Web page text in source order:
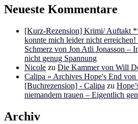
Neueste Kommentare
[Kurz-Rezension] Krimi/ Auftakt
konnte mich leider nicht
Schmerz von Jon Atli Jonasson –
nicht genug Spannung
Nicole zu Die Kammer von Will
Calipa » Archives Hope's End von
[Buchrezension] - Calipa zu
niemandem trauen – Eigentlich
Archiv